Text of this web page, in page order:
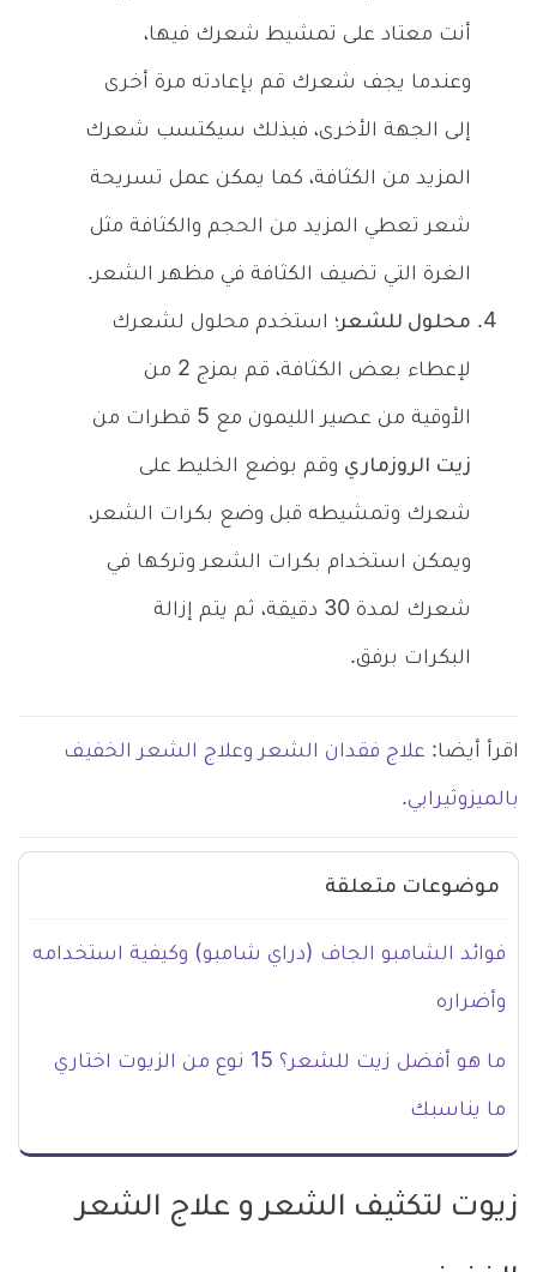
أنت معتاد على تمشيط شعرك فيها،
وعندما يجف شعرك قم بإعادته مرة أخرى
إلى الجهة الأخرى، فبذلك سيكتسب شعرك
المزيد من الكثافة، كما يمكن عمل تسريحة
شعر تعطي المزيد من الحجم والكثافة مثل
الغرة التي تضيف الكثافة في مظهر الشعر.
محلول للشعر؛ استخدم محلول لشعرك
لإعطاء بعض الكثافة، قم بمزج 2 من
الأوقية من عصير الليمون مع 5 قطرات من
زيت الروزماري وقم بوضع الخليط على
شعرك وتمشيطه قبل وضع بكرات الشعر،
ويمكن استخدام بكرات الشعر وتركها في
شعرك لمدة 30 دقيقة، ثم يتم إزالة
البكرات برفق.
اقرأ أيضا: علاج فقدان الشعر وعلاج الشعر الخفيف
بالميزوثيرابي.
موضوعات متعلقة
فوائد الشامبو الجاف (دراي شامبو) وكيفية استخدامه
وأضراره
ما هو أفضل زيت للشعر؟ 15 نوع من الزيوت اختاري
ما يناسبك
زيوت لتكثيف الشعر و علاج الشعر